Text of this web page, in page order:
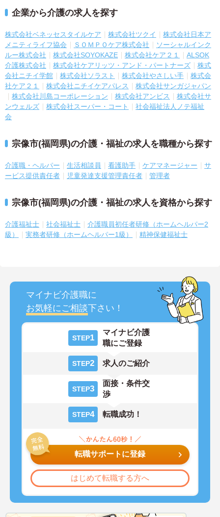
企業から介護の求人を探す
株式会社ベネッセスタイルケア 株式会社ツクイ
株式会社日本ア
メニティライフ協会
ＳＯＭＰＯケア株式会社
ソーシャルインク
ルー株式会社
株式会社SOYOKAZE 株式会社ケア２１
ALSOK
介護株式会社
株式会社ケアリッツ・アンド・パートナーズ
株式
会社ニチイ学館
株式会社ソラスト 株式会社やさしい手
株式会
社ケア２１
株式会社ニチイケアパレス
株式会社サンガジャパン
株式会社川島コーポレーション
株式会社アンビス
株式会社サ
ンウェルズ
株式会社スーパー・コート
社会福祉法人ノテ福祉
会
宗像市(福岡県)の介護・福祉の求人を職種から探す
介護職・ヘルパー 生活相談員 看護助手 ケアマネージャー
サ
ービス提供責任者
児童発達支援管理責任者 管理者
宗像市(福岡県)の介護・福祉の求人を資格から探す
介護福祉士 社会福祉士
介護職員初任者研修（ホームヘルパー2
級）
実務者研修（ホームヘルパー1級） 精神保健福祉士
マイナビ介護職に
お気軽にご相談下さい！
STEP1
マイナビ介護
職にご登録
STEP2 求人のご紹介
STEP3
面接・条件交
渉
STEP4 転職成功！
転職サポートに登録
はじめて転職する方へ